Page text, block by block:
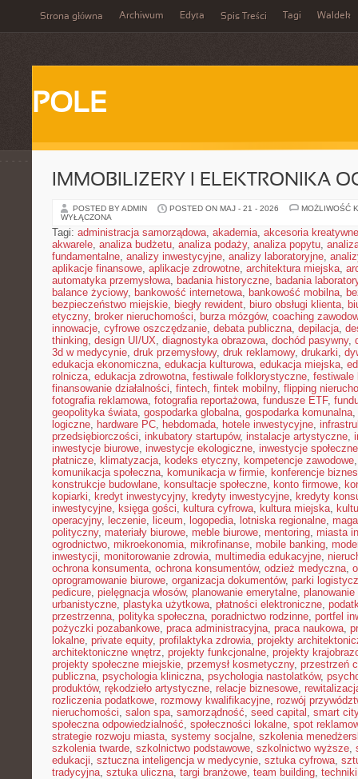
Strona główna Archiwum Edyta Spis Treści Tagi Waldek
POLE
IMMOBILIZERY I ELEKTRONIKA
POSTED BY ADMIN POSTED ON MAJ - 21 - 2026
MOŻLIWOŚĆ
WYŁĄCZONA
Tagi: administracja samorządowa, akademia, akcesoria kreatywne
akwarele, analiza budżetu, analiza podaży, analiza popytu,
fundamentalne, analizy inwestycyjne, analizy laboratoryjne,
aplikacje finansowe, aplikacje zdrowotne, architektura miejska,
automatyka przemysłowa, badania historyczne, badania
balance życiowy, bankowość internetowa, bankowość mobilna,
bezpieczeństwo miejskie, biegły rewident, biuro obsługi klienta,
etyczny, broker nieruchomości, burza mózgów, coaching
innowacje, cyfrowe oszczędzanie, debata publiczna, depilacja,
thinking, design UI/UX, diagnostyka obrazowa, dochód pasywny,
3d w medycynie, druk przemysłowy, druk reklamowy, drukarki,
edukacja ekonomiczna, edukacja kulturowa, edukacja miejska,
rolnicza, edukacja zdrowotna, festiwale folklorystyczne, festiwale
finansowanie działalności, fintech, fintek mobilny, flipping
fotografia reklamowa, fotografia reportażowa, fundusze ETF,
geopolityka świata, gospodarka globalna, gospodarka komunalna,
logiczne, hardware PC, hebdomada, hotele inwestycyjne,
przedsiębiorczości, inkubatory startupów, instalacje artystyczne,
inwestycje biurowe, inwestycje ekologiczne, inwestycje społeczne
płatnicze, klimatyzacja, kodeks etyczny, kompetencje zawodowe
komunikacja społeczna, komunikacja w firmie, konferencje
konstrukcje budowlane, konsultacje społeczne, konto firmowe,
kopiarki, kredyt inwestycyjny, kredyty inwestycyjne, kredyty
inwestycyjne, księga gości, kultura cyfrowa, kultura miejska,
operacyjny, leczenie, liceum, logopedia, lotniska regionalne,
polityczny, materiały biurowe, meble biurowe, mentoring, miasta
ogrodnictwo, mikroekonomia, mikrofinanse, mobile banking,
inwestycji, monitorowanie zdrowia, multimedia edukacyjne,
ochrona konsumenta, ochrona konsumentów, odzież medyczna,
oprogramowanie biurowe, organizacja dokumentów, parki
pedicure, pielęgnacja włosów, planowanie emerytalne, planowanie
urbanistyczne, plastyka użytkowa, płatności elektroniczne,
przestrzenna, polityka społeczna, poradnictwo rodzinne, portfel
pożyczki pozabankowe, praca administracyjna, praca naukowa,
lokalne, private equity, profilaktyka zdrowia, projekty
architektoniczne wnętrz, projekty funkcjonalne, projekty
projekty społeczne miejskie, przemysł kosmetyczny, przestrzeń
publiczna, psychologia kliniczna, psychologia nastolatków,
produktów, rękodzieło artystyczne, relacje biznesowe,
rozliczenia podatkowe, rozmowy kwalifikacyjne, rozwój
nieruchomości, salon spa, samorządność, seed capital , smart city
społeczna odpowiedzialność, społeczności lokalne, spot
strategie rozwoju miasta, systemy socjalne, szkolenia
szkolenia twarde, szkolnictwo podstawowe, szkolnictwo wyższe,
edukacji, sztuczna inteligencja w medycynie, sztuka cyfrowa,
tradycyjna, sztuka uliczna, targi branżowe, team building,